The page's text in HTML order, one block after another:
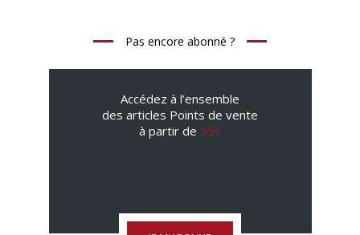
Pas encore abonné ?
Accédez à l’ensemble
des articles Points de vente
à partir de 95€